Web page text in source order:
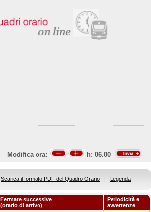
Modifica ora: h: 06.00
Scarica il formato PDF del Quadro Orario | Legenda
Fermate successive
(orario di arrivo)
Periodicità e
avvertenze